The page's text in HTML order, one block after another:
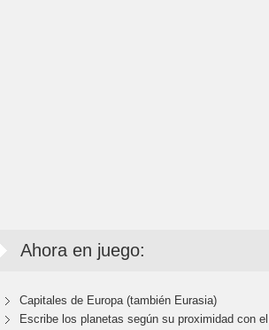
Ahora en juego:
Capitales de Europa (también Eurasia)
Escribe los planetas según su proximidad con el